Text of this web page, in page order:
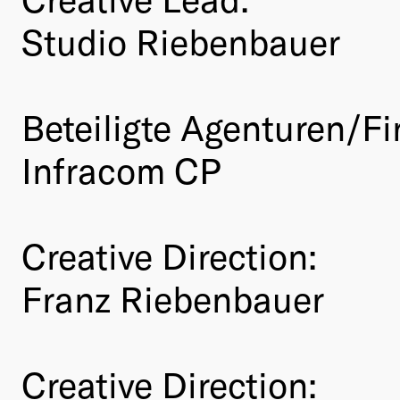
Studio Riebenbauer
Beteiligte Agenturen/
Infracom CP
Creative Direction:
Franz Riebenbauer
Creative Direction: